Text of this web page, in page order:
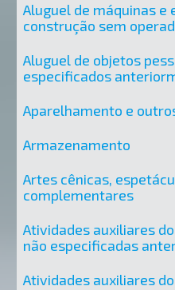
Aluguel de máquinas e
construção sem
Aluguel de objetos
especificados
Aparelhamento e
Armazenamento
Artes cênicas,
complementares
Atividades auxiliares
não especificadas
Atividades auxiliares